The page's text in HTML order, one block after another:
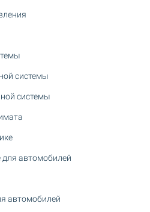
системы
системы
для автомобилей
автомобилей